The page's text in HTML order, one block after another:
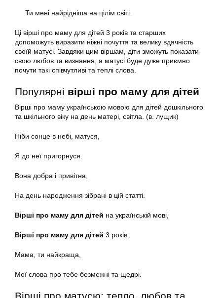
Ти мені найрідніша на цілім світі.
Ці вірші про маму для дітей 3 років та старших
допоможуть виразити ніжні почуття та велику вдячність
своїй матусі. Завдяки цим віршам, діти зможуть показати
свою любов та визнання, а матусі буде дуже приємно
почути такі співчутливі та теплі слова.
Популярні вірші про маму для дітей
Вірші про маму українською мовою для дітей дошкільного
та шкільного віку на день матері, світла. (в. лущик)
Ніби сонце в небі, матуся,
Я до неї пригорнуся.
Вона добра і привітна,
На день народження зібрані в цій статті.
Вірші про маму для дітей на українській мові,
Вірші про маму для дітей 3 років.
Мама, ти найкраща,
Мої слова про тебе безмежні та щедрі.